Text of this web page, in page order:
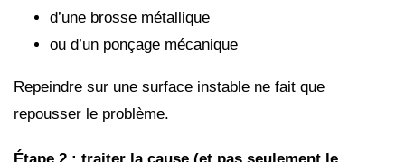
d’une brosse métallique
ou d’un ponçage mécanique
Repeindre sur une surface instable ne fait que
repousser le problème.